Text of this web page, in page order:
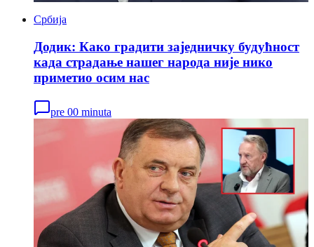
Србија
Додик: Како градити заједничку будућност
када страдање нашег народа није нико
приметио осим нас
pre 00 minuta